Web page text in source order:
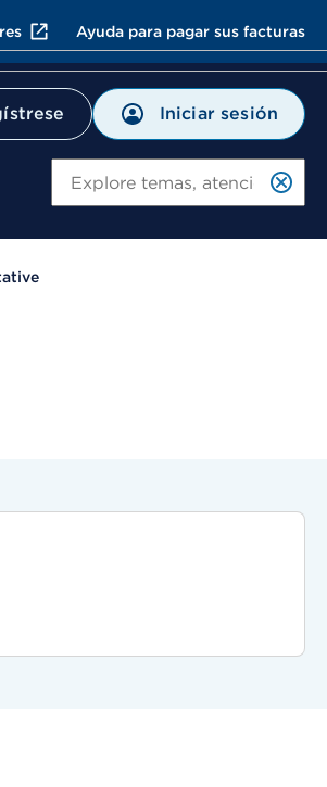
Ayuda para pagar sus facturas
Iniciar sesión